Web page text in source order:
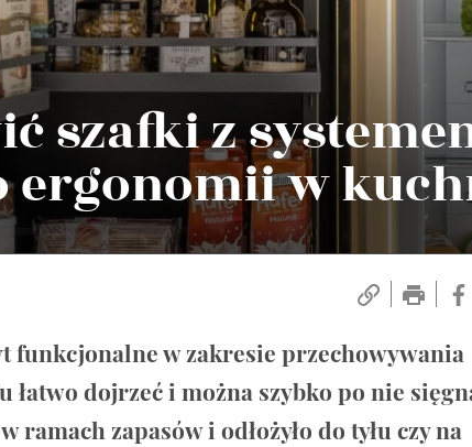
szafki z
ergonomii w
funkcjonalne w zakresie przechowywania
dojrzeć i można szybko po nie
zapasów i odłożyło do tyłu czy na